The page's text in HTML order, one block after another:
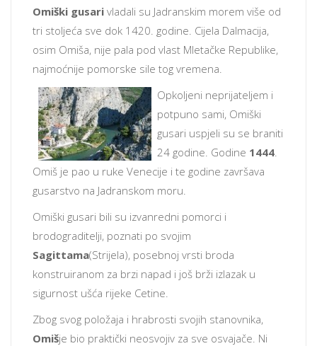
Omiški gusari vladali su Jadranskim morem više od
tri stoljeća sve dok 1420. godine. Cijela Dalmacija,
osim Omiša, nije pala pod vlast Mletačke Republike,
najmoćnije pomorske sile tog vremena.
Opkoljeni neprijateljem i
potpuno sami, Omiški
gusari uspjeli su se braniti
24 godine. Godine 1444.
Omiš je pao u ruke Venecije i te godine završava
gusarstvo na Jadranskom moru.
Omiški gusari bili su izvanredni pomorci i
brodograditelji, poznati po svojim
Sagittama(Strijela), posebnoj vrsti broda
konstruiranom za brzi napad i još brži izlazak u
sigurnost ušća rijeke Cetine.
Zbog svog položaja i hrabrosti svojih stanovnika,
Omišje bio praktički neosvojiv za sve osvajače. Ni